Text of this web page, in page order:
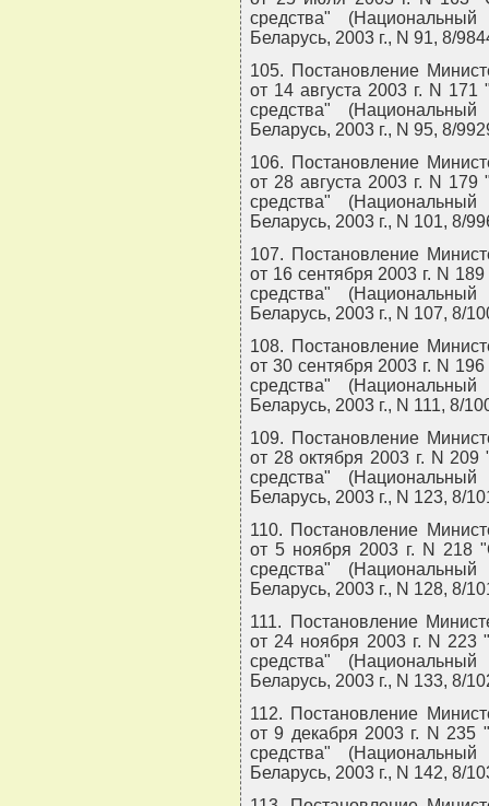
средства"
Беларусь, 2003 г., N 91, 8/
105. Постановление
от 14 августа 2003 г. N
средства"
Беларусь, 2003 г., N 95, 8/
106. Постановление
от 28 августа 2003 г. N
средства"
Беларусь, 2003 г., N 101, 8/
107. Постановление
от 16 сентября 2003 г. N
средства"
Беларусь, 2003 г., N 107, 8/
108. Постановление
от 30 сентября 2003 г. N
средства"
Беларусь, 2003 г., N 111, 8/
109. Постановление
от 28 октября 2003 г. N
средства"
Беларусь, 2003 г., N 123, 8/
110. Постановление
от 5 ноября 2003 г. N 218
средства"
Беларусь, 2003 г., N 128, 8/
111. Постановление
от 24 ноября 2003 г. N 223
средства"
Беларусь, 2003 г., N 133, 8/
112. Постановление
от 9 декабря 2003 г. N 235
средства"
Беларусь, 2003 г., N 142, 8/